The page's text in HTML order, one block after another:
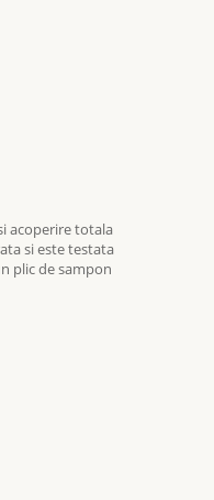
acoperire totala
si este testata
plic de sampon